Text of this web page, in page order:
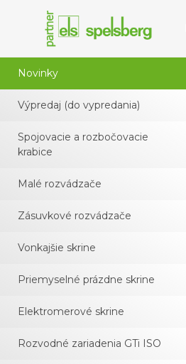
Novinky
Výpredaj (do vypredania)
Spojovacie a rozbočovacie
krabice
Malé rozvádzače
Zásuvkové rozvádzače
Vonkajšie skrine
Priemyselné prázdne skrine
Elektromerové skrine
Rozvodné zariadenia GTi ISO